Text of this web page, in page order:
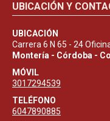
UBICACIÓN Y
UBICACIÓN
Carrera 6 N 65 - 24
Montería - Córdoba -
MÓVIL
3017294539
TELÉFONO
6047890885